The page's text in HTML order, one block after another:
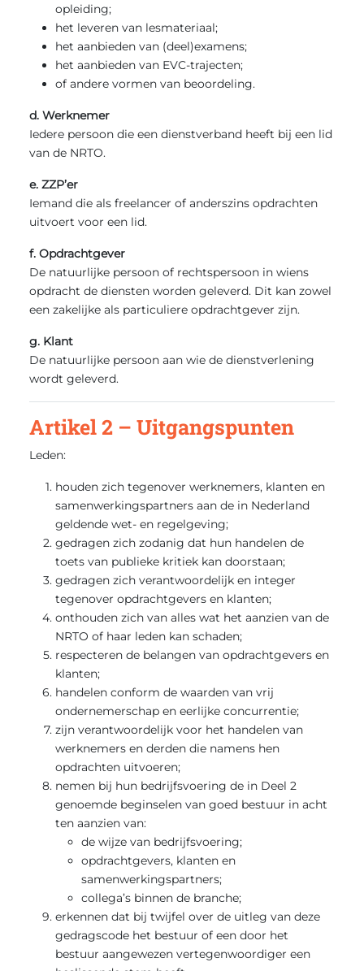
opleiding;
het leveren van lesmateriaal;
het aanbieden van (deel)examens;
het aanbieden van EVC-trajecten;
of andere vormen van beoordeling.
d. Werknemer
Iedere persoon die een dienstverband heeft bij een lid
van de NRTO.
e. ZZP’er
Iemand die als freelancer of anderszins opdrachten
uitvoert voor een lid.
f. Opdrachtgever
De natuurlijke persoon of rechtspersoon in wiens
opdracht de diensten worden geleverd. Dit kan zowel
een zakelijke als particuliere opdrachtgever zijn.
g. Klant
De natuurlijke persoon aan wie de dienstverlening
wordt geleverd.
Artikel 2 – Uitgangspunten
Leden:
houden zich tegenover werknemers, klanten en
samenwerkingspartners aan de in Nederland
geldende wet- en regelgeving;
gedragen zich zodanig dat hun handelen de
toets van publieke kritiek kan doorstaan;
gedragen zich verantwoordelijk en integer
tegenover opdrachtgevers en klanten;
onthouden zich van alles wat het aanzien van de
NRTO of haar leden kan schaden;
respecteren de belangen van opdrachtgevers en
klanten;
handelen conform de waarden van vrij
ondernemerschap en eerlijke concurrentie;
zijn verantwoordelijk voor het handelen van
werknemers en derden die namens hen
opdrachten uitvoeren;
nemen bij hun bedrijfsvoering de in Deel 2
genoemde beginselen van goed bestuur in acht
ten aanzien van:
de wijze van bedrijfsvoering;
opdrachtgevers, klanten en
samenwerkingspartners;
collega’s binnen de branche;
erkennen dat bij twijfel over de uitleg van deze
gedragscode het bestuur of een door het
bestuur aangewezen vertegenwoordiger een